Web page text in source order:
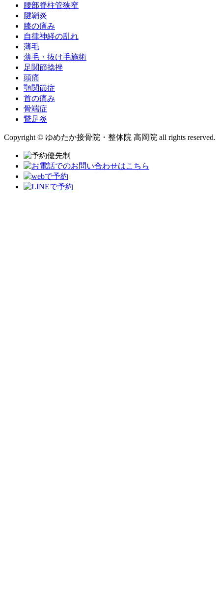
腰部脊柱管狭窄
腱鞘炎
膝の痛み
自律神経の乱れ
薄毛
薄毛・抜け毛施術
足関節捻挫
頭痛
顎関節症
首の痛み
骨端症
鵞足炎
Copyright © ゆめたか接骨院・整体院 高岡院 all rights reserved.